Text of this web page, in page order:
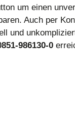
um einen
Auch per
und
986130-0